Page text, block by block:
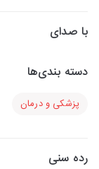
با صدای
دسته بندی‌ها
پزشکی و درمان
رده سنی